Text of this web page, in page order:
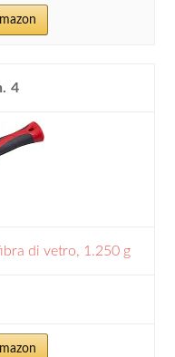
4
di vetro, 1.250 g